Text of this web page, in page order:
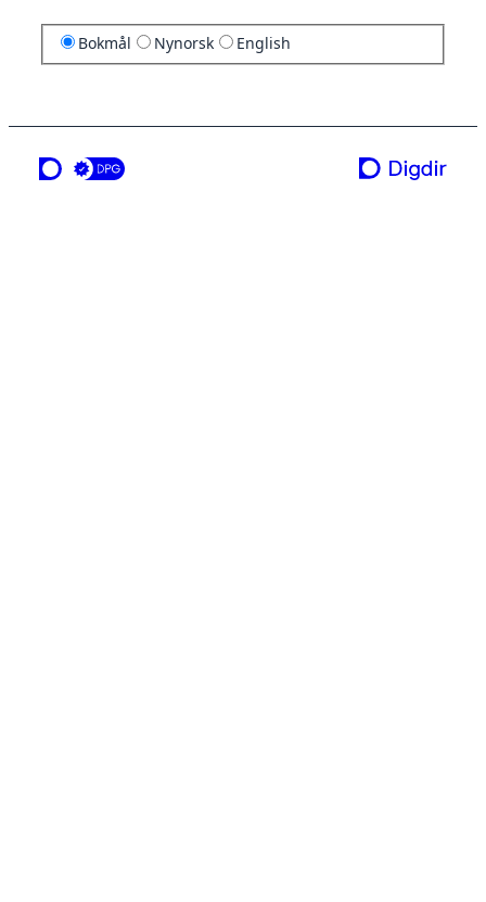
Bokmål Nynorsk English